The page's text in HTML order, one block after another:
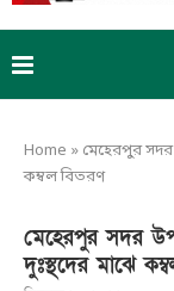
Home » মেহেরপুর
কম্বল বিতরণ
মেহেরপুর সদর
দুঃস্থদের মাঝে